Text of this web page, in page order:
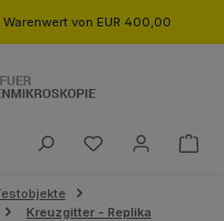
von EUR 400,00
Du hast 0
Kreuzgitter - Replika